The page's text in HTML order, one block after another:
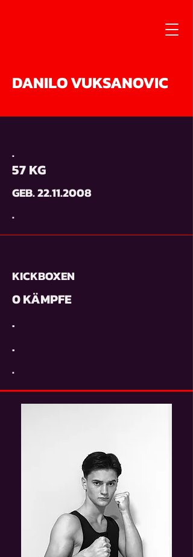
DANILO VUKSANOVIC
.
57 KG
GEB.22.11.2008
.
KICKBOXEN
0 KÄMPFE
.
.
.